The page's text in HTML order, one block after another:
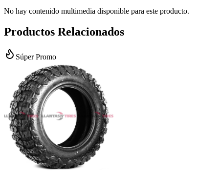
No hay contenido multimedia disponible para este producto.
Productos Relacionados
Súper Promo